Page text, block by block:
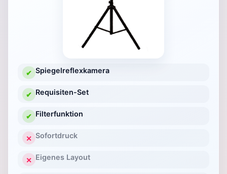
✔ Spiegelreflexkamera
✔ Requisiten-Set
✔ Filterfunktion
✕ Sofortdruck
✕ Eigenes Layout